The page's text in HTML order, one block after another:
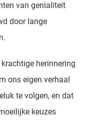
van genialiteit
door lange
herinnering
ons eigen verhaal
te volgen, en dat
keuzes